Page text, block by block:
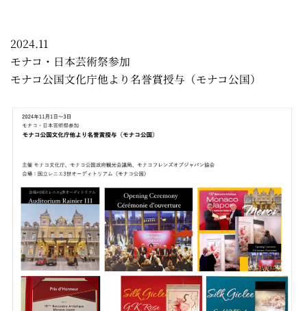
2024.11
モナコ・日本芸術祭参加
モナコ公国文化庁他より名誉賞授与（モナコ公国）